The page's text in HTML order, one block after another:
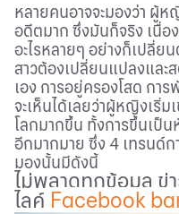
หลายคนอาจจะมองว่า ผู้
อดีตมาก ซึ่งมันก็จริง เนื่อ
อะไรหลายๆ อย่างก็เปลี่ย
สาวต้องเปลี่ยนแปลงและ
เอง การอยู่ครองโสด ก
จะเห็นได้เลยว่าผู้หญิงเริ่
โลกมากขึ้น ทั้งการขึ้นเป็
อีกมากมาย ซึ่ง 4 เทรนด์ก
มองนั้นมีดังนี้
ไม่พลาดทุกข้อมูล ข่
ไลค์ Facebook